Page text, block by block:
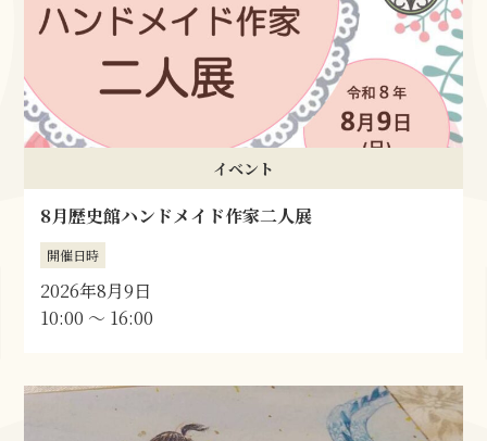
イベント
8月歴史館ハンドメイド作家二人展
開催日時
2026年8月9日
10:00 〜 16:00